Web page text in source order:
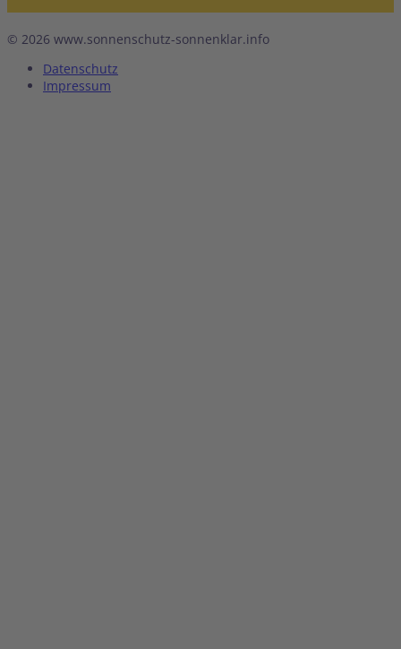
© 2026 www.sonnenschutz-sonnenklar.info
Datenschutz
Impressum